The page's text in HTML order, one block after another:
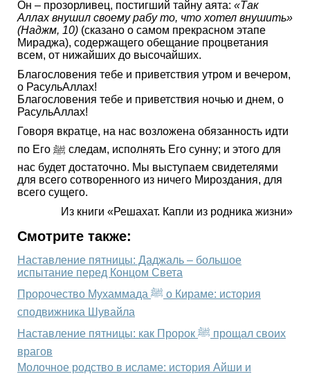
Он – прозорливец, постигший тайну аята: «Так
Аллах внушил своему рабу то, что хотел внушить»
(Наджм, 10) (сказано о самом прекрасном этапе
Мираджа), содержащего обещание процветания
всем, от нижайших до высочайших.
Благословения тебе и приветствия утром и вечером,
о РасульАллах!
Благословения тебе и приветствия ночью и днем, о
РасульАллах!
Говоря вкратце, на нас возложена обязанность идти
по Его ﷺ следам, исполнять Его сунну; и этого для
нас будет достаточно. Мы выступаем свидетелями
для всего сотворенного из ничего Мироздания, для
всего сущего.
Из книги «Решахат. Капли из родника жизни»
Смотрите также:
Наставление пятницы: Даджаль – большое
испытание перед Концом Света
Пророчество Мухаммада ﷺ о Кираме: история
сподвижника Шувайла
Наставление пятницы: как Пророк ﷺ прощал своих
врагов
Молочное родство в исламе: история Айши и